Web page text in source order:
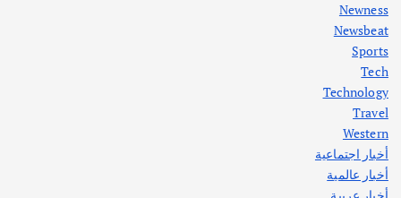
أهم الأخبار
اختتام ورشة السينوغرافيا في مدينة كلباء الاماراتية
أغسطس 3, 2026
Newness
Newsbeat
Sports
Tech
Technology
Travel
Western
أخبار اجتماعية
أخبار عالمية